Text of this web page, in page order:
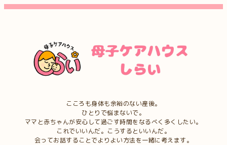
こころも身体も余裕のない産後。
ひとりで悩まないで。
ママと赤ちゃんが安心して過ごす時間をなるべく多くしたい。
これでいいんだ。こうするといいんだ。
会ってお話することでよりよい方法を一緒に考えます。